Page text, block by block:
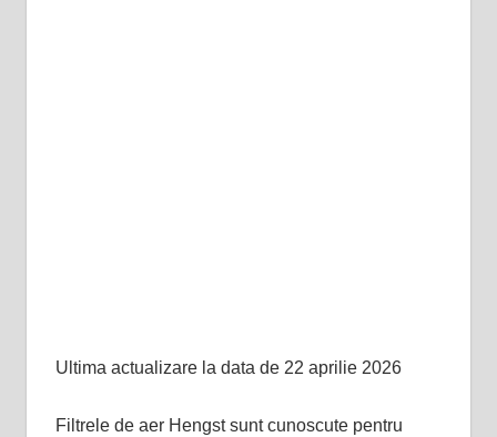
Ultima actualizare la data de 22 aprilie 2026
Filtrele de aer Hengst sunt cunoscute pentru